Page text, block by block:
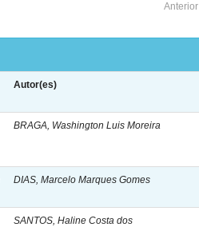
Anterior
Autor(es)
BRAGA, Washington Luis Moreira
DIAS, Marcelo Marques Gomes
SANTOS, Haline Costa dos